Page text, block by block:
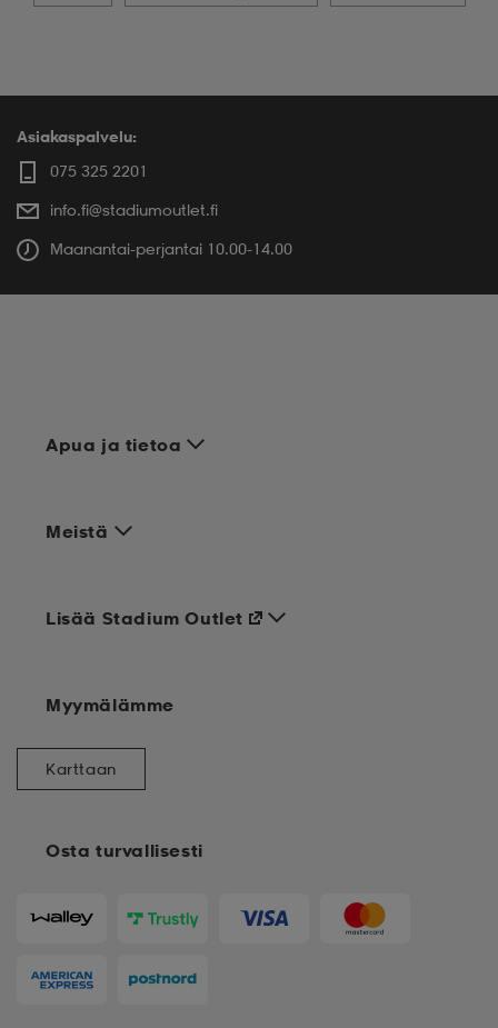
Asiakaspalvelu:
075 325 2201
info.fi@stadiumoutlet.fi
Maanantai-perjantai 10.00-14.00
Apua ja tietoa
Meistä
Osta turvallisesti
Lisää Stadium Outlet
Myymälämme
Karttaan